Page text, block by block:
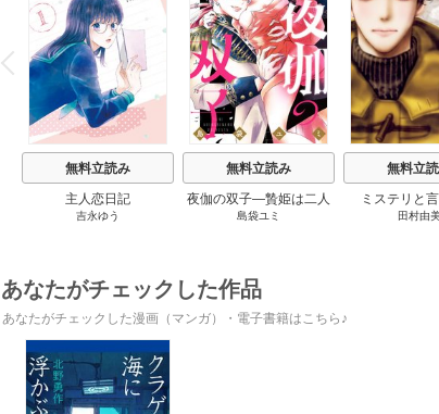
P
r
e
v
i
o
u
s
無料立読み
主人恋日記
吉永ゆう
無料立読み
夜伽の双子―贄姫は二人
の王子に愛される―
島袋ユミ
無料立
ミステリと
田村由
あなたがチェックした作品
あなたがチェックした漫画（マンガ）・電子書籍はこちら♪